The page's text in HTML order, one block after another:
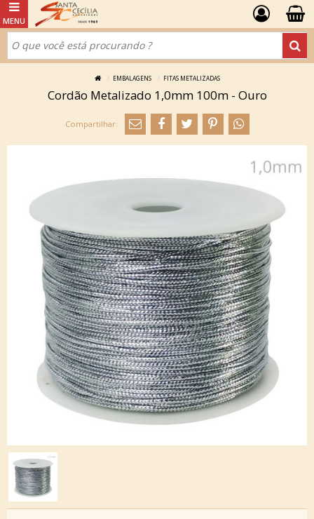
EMBALAGENS FITAS METALIZADAS
Cordão Metalizado 1,0mm 100m - Ouro